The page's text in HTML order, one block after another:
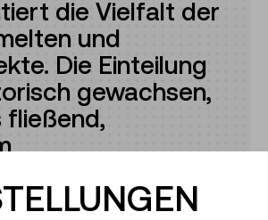
die Vielfalt der
und
Die Einteilung
gewachsen,
fließend,